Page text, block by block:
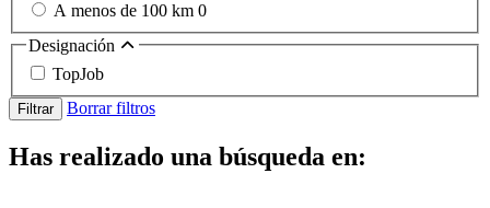
A menos de 100 km 0
Designación
TopJob
Filtrar Borrar filtros
Has realizado una búsqueda en: